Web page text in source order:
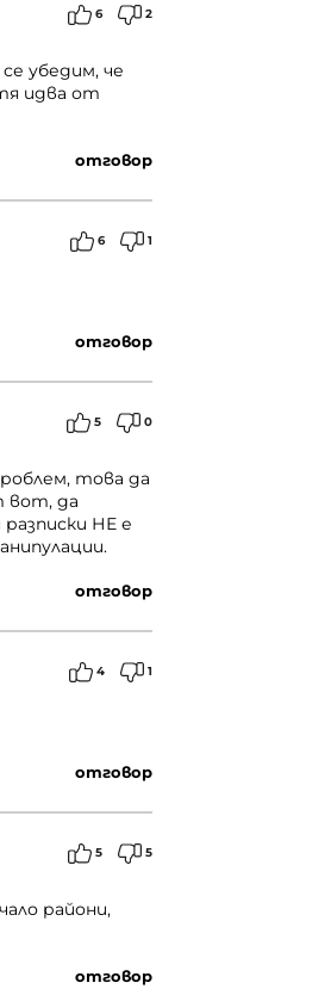
6 2
убедим, че
идва от
отговор
6 1
отговор
5 0
това да
вот, да
НЕ е
отговор
4 1
отговор
5 5
райони,
отговор